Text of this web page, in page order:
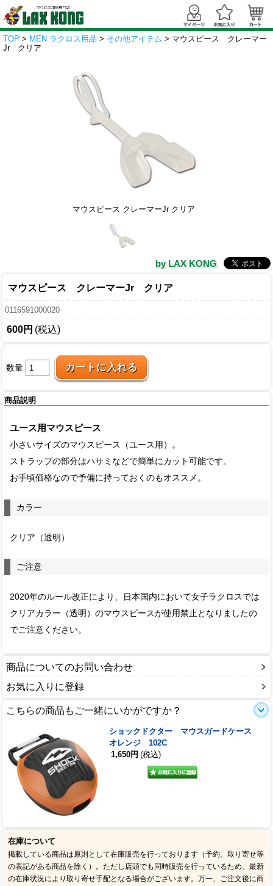
TOP > MEN ラクロス用品 > その他アイテム > マウスピース クレーマー
Jr クリア
マウスピース クレーマーJr クリア
by LAX KONG
マウスピース クレーマーJr クリア
0116591000020
600円 (税込)
数量
商品説明
ユース用マウスピース
小さいサイズのマウスピース（ユース用）。
ストラップの部分はハサミなどで簡単にカット可能です。
お手頃価格なので予備に持っておくのもオススメ。
カラー
クリア（透明）
ご注意
2020年のルール改正により、日本国内において女子ラクロスでは
クリアカラー（透明）のマウスピースが使用禁止となりましたの
でご注意ください。
商品についてのお問い合わせ
お気に入りに登録
こちらの商品もご一緒にいかがですか？
ショックドクター マウスガードケース
オレンジ 102C
1,650円 (税込)
在庫について
掲載している商品は原則として在庫販売を行っております（予約、取り寄せ等
の表記がある商品を除く）。ただし店頭でも同時販売を行っているため、最新
の在庫状況により取り寄せ手配となる場合がございます。万一、ご注文後に商